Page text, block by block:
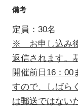
備考
定員：30名
※ お申し込み後
返信されます。
開催前日16：00
すので、しばら
は郵送ではない